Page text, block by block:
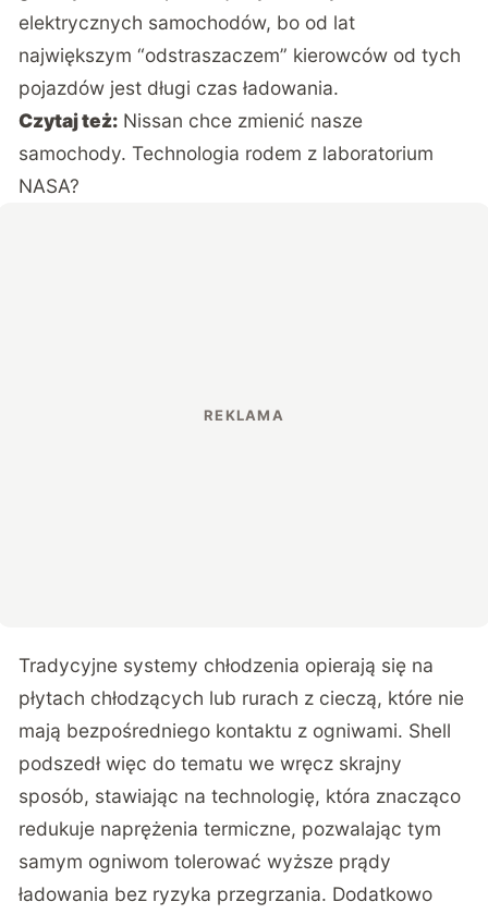
elektrycznych samochodów, bo od lat
największym “odstraszaczem” kierowców od tych
pojazdów jest długi czas ładowania.
Czytaj też: Nissan chce zmienić nasze
samochody. Technologia rodem z laboratorium
NASA?
Tradycyjne systemy chłodzenia opierają się na
płytach chłodzących lub rurach z cieczą, które nie
mają bezpośredniego kontaktu z ogniwami. Shell
podszedł więc do tematu we wręcz skrajny
sposób, stawiając na technologię, która znacząco
redukuje naprężenia termiczne, pozwalając tym
samym ogniwom tolerować wyższe prądy
ładowania bez ryzyka przegrzania. Dodatkowo